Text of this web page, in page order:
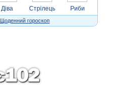
Діва Стрілець Риби
Щоденний гороскоп